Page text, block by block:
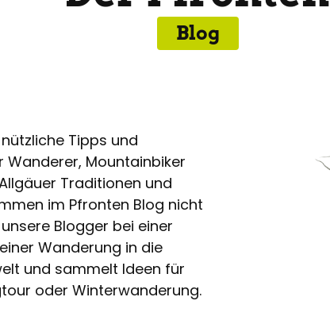
Blog
Tipps und
Mountainbiker
Traditionen und
im Pfronten Blog nicht
Blogger bei einer
Wanderung in die
und sammelt Ideen für
oder Winterwanderung.